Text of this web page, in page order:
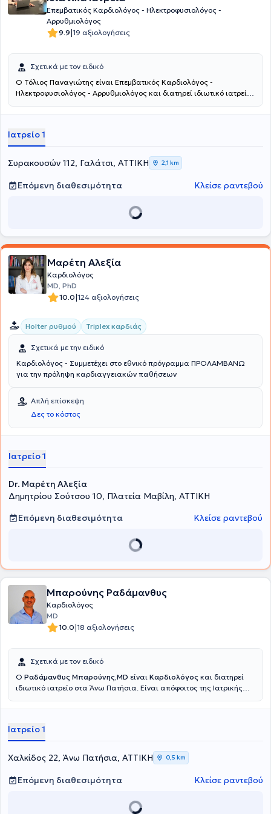
Επεμβατικός Καρδιολόγος - Ηλεκτροφυσιολόγος -
Αρρυθμιολόγος
9.9|19 αξιολογήσεις
Σχετικά με τον ειδικό
Ο Τόλιος Παναγιώτης είναι Επεμβατικός Καρδιολόγος -
Ηλεκτροφυσιολόγος - Αρρυθμιολόγος και διατηρεί ιδιωτικό ιατρείο
"Γ.Γεννηματάς". Είναι πτυχιούχος της Ιατρικής Σχολής του Universita
Καρδιολογία στο Γενικό Νοσοκομείο Αθηνών "Ελπίς" και στην
Ηλεκτροφυσιολογία στο Γενικό Νοσοκομείο Αθηνών "Ιπποκράτειο".
Στο ιδιωτικό του ιατρείο πραγματοποιεί υπηρεσίες όπως triplex
καρδιάς, ηλεκτροκαρδιογράφημα, έλεγχο βηματοδοτών -
απινιδωτών, συνταγογράφηση, πιστοποιητικά άθλησης, ενώ
ιδιαίτερη εμπειρία έχει στις αρρυθμίες, στην κολπική μαρμαρυγή
Ιατρείο 1
Συρακουσών 112, Γαλάτσι, ΑΤΤΙΚΗ 2,1 km
Επόμενη διαθεσιμότητα Κλείσε ραντεβού
Μαρέτη Αλεξία
Καρδιολόγος
MD, PhD
10.0|124 αξιολογήσεις
Holter ρυθμού Triplex καρδιάς
Σχετικά με την ειδικό
Καρδιολόγος - Συμμετέχει στο εθνικό πρόγραμμα ΠΡΟΛΑΜΒΑΝΩ
για την πρόληψη καρδιαγγειακών παθήσεων
Απλή επίσκεψη
Δες το κόστος
Ιατρείο 1
Dr. Μαρέτη Αλεξία
Δημητρίου Σούτσου 10, Πλατεία Μαβίλη, ΑΤΤΙΚΗ
Επόμενη διαθεσιμότητα
Κλείσε ραντεβού
Μπαρούνης Ραδάμανθυς
Καρδιολόγος
MD
10.0|18 αξιολογήσεις
Σχετικά με τον ειδικό
Ο Ραδάμανθυς Μπαρούνης,MD είναι Καρδιολόγος και διατηρεί
ιδιωτικό ιατρείο στα Άνω Πατήσια. Είναι απόφοιτος της Ιατρικής
στρατιωτικών του υποχρεώσεων, εργάστηκε ως ειδικευόμενος στη
“Broussais” και “Louis Mourier”, στα τμήματα Καρδιολογίας και
Παθολογίας αντίστοιχα. Στη συνέχεια, συνέχισε την εκπαίδευση του
στην ειδικότητα της Παθολογίας και ακολούθως της Καρδιολογίας
στο ΓΝΑ "Κωσταντοπούλειο -Πατησίων" και ΓΝΑ
"Ευαγγελισμός".Από το 2018 εργάζεται ως ιδιώτης ιατρός, ενώ από
το 2019 είναι συνεργάτης των «SOS Ιατρών».Είναι κάτοχος του
εκπαιδεύεται στις σύγχρονες τεχνικές υπερήχων στο Ωνάσειο
Ιατρείο 1
Χαλκίδος 22, Άνω Πατήσια, ΑΤΤΙΚΗ 0,5 km
Επόμενη διαθεσιμότητα Κλείσε ραντεβού